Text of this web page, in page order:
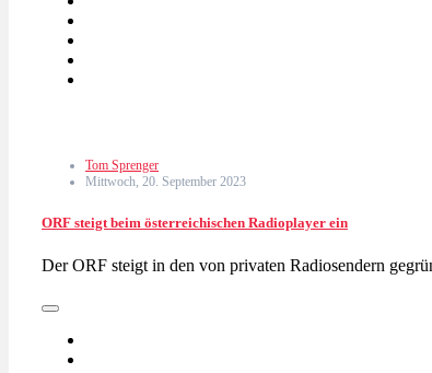
Tom Sprenger
Mittwoch, 20. September 2023
ORF steigt beim österreichischen Radioplayer ein
Der ORF steigt in den von privaten Radiosendern